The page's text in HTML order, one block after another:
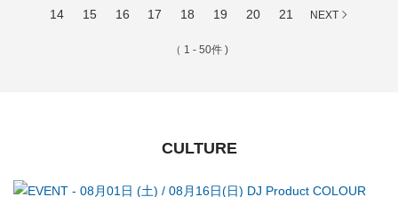
14 15 16 17 18 19 20 21 NEXT
（ 1 - 50件 )
CULTURE